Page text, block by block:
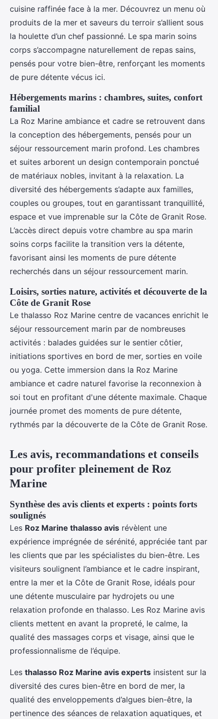
cuisine raffinée face à la mer. Découvrez un menu où
produits de la mer et saveurs du terroir s’allient sous
la houlette d’un chef passionné. Le spa marin soins
corps s’accompagne naturellement de repas sains,
pensés pour votre bien-être, renforçant les moments
de pure détente vécus ici.
Hébergements marins : chambres, suites, confort
familial
La Roz Marine ambiance et cadre se retrouvent dans
la conception des hébergements, pensés pour un
séjour ressourcement marin profond. Les chambres
et suites arborent un design contemporain ponctué
de matériaux nobles, invitant à la relaxation. La
diversité des hébergements s’adapte aux familles,
couples ou groupes, tout en garantissant tranquillité,
espace et vue imprenable sur la Côte de Granit Rose.
L’accès direct depuis votre chambre au spa marin
soins corps facilite la transition vers la détente,
favorisant ainsi les moments de pure détente
recherchés dans un séjour ressourcement marin.
Loisirs, sorties nature, activités et découverte de la
Côte de Granit Rose
Le thalasso Roz Marine centre de vacances enrichit le
séjour ressourcement marin par de nombreuses
activités : balades guidées sur le sentier côtier,
initiations sportives en bord de mer, sorties en voile
ou yoga. Cette immersion dans la Roz Marine
ambiance et cadre naturel favorise la reconnexion à
soi tout en profitant d'une détente maximale. Chaque
journée promet des moments de pure détente,
rythmés par la découverte de la Côte de Granit Rose.
Les avis, recommandations et conseils
pour profiter pleinement de Roz
Marine
Synthèse des avis clients et experts : points forts
soulignés
Les Roz Marine thalasso avis révèlent une
expérience imprégnée de sérénité, appréciée tant par
les clients que par les spécialistes du bien-être. Les
visiteurs soulignent l’ambiance et le cadre inspirant,
entre la mer et la Côte de Granit Rose, idéals pour
une détente musculaire par hydrojets ou une
relaxation profonde en thalasso. Les Roz Marine avis
clients mettent en avant la propreté, le calme, la
qualité des massages corps et visage, ainsi que le
professionnalisme de l’équipe.
Les thalasso Roz Marine avis experts insistent sur la
diversité des cures bien-être en bord de mer, la
qualité des enveloppements d’algues bien-être, la
pertinence des séances de relaxation aquatiques, et